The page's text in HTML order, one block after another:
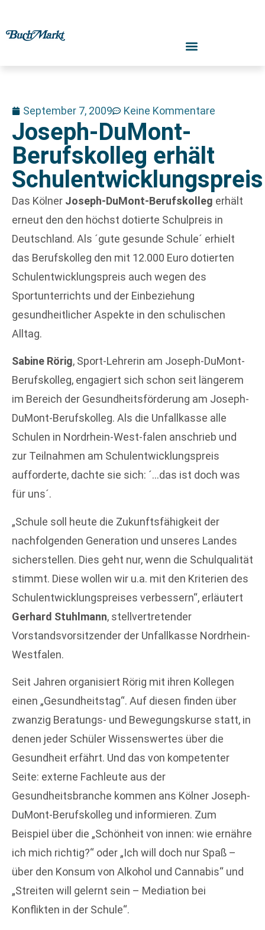
September 7, 2009 Keine Kommentare
Joseph-DuMont-
Berufskolleg erhält
Schulentwicklungspreis
Das Kölner Joseph-DuMont-Berufskolleg erhält
erneut den den höchst dotierte Schulpreis in
Deutschland. Als ´gute gesunde Schule´ erhielt
das Berufskolleg den mit 12.000 Euro dotierten
Schulentwicklungspreis auch wegen des
Sportunterrichts und der Einbeziehung
gesundheitlicher Aspekte in den schulischen
Alltag.
Sabine Rörig, Sport-Lehrerin am Joseph-DuMont-
Berufskolleg, engagiert sich schon seit längerem
im Bereich der Gesundheitsförderung am Joseph-
DuMont-Berufskolleg. Als die Unfallkasse alle
Schulen in Nordrhein-West-falen anschrieb und
zur Teilnahmen am Schulentwicklungspreis
aufforderte, dachte sie sich: ´…das ist doch was
für uns´.
„Schule soll heute die Zukunftsfähigkeit der
nachfolgenden Generation und unseres Landes
sicherstellen. Dies geht nur, wenn die Schulqualität
stimmt. Diese wollen wir u.a. mit den Kriterien des
Schulentwicklungspreises verbessern“, erläutert
Gerhard Stuhlmann, stellvertretender
Vorstandsvorsitzender der Unfallkasse Nordrhein-
Westfalen.
Seit Jahren organisiert Rörig mit ihren Kollegen
einen „Gesundheitstag“. Auf diesen finden über
zwanzig Beratungs- und Bewegungskurse statt, in
denen jeder Schüler Wissenswertes über die
Gesundheit erfährt. Und das von kompetenter
Seite: externe Fachleute aus der
Gesundheitsbranche kommen ans Kölner Joseph-
DuMont-Berufskolleg und informieren. Zum
Beispiel über die „Schönheit von innen: wie ernähre
ich mich richtig?“ oder „Ich will doch nur Spaß –
über den Konsum von Alkohol und Cannabis“ und
„Streiten will gelernt sein – Mediation bei
Konflikten in der Schule“.